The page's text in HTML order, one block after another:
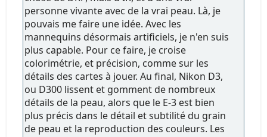
personne vivante avec de la vrai peau. Là, je
pouvais me faire une idée. Avec les
mannequins désormais artificiels, je n'en suis
plus capable. Pour ce faire, je croise
colorimétrie, et précision, comme sur les
détails des cartes à jouer. Au final, Nikon D3,
ou D300 lissent et gomment de nombreux
détails de la peau, alors que le E-3 est bien
plus précis dans le détail et subtilité du grain
de peau et la reproduction des couleurs. Les